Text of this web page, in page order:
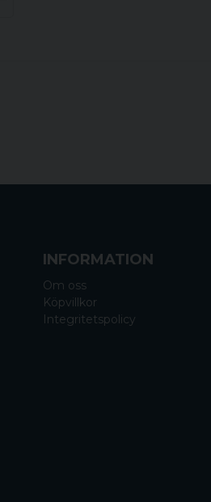
INFORMATION
Om oss
Köpvillkor
Integritetspolicy